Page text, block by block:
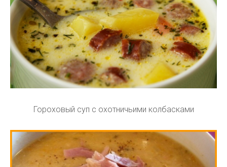
Гороховый суп с охотничьими колбасками